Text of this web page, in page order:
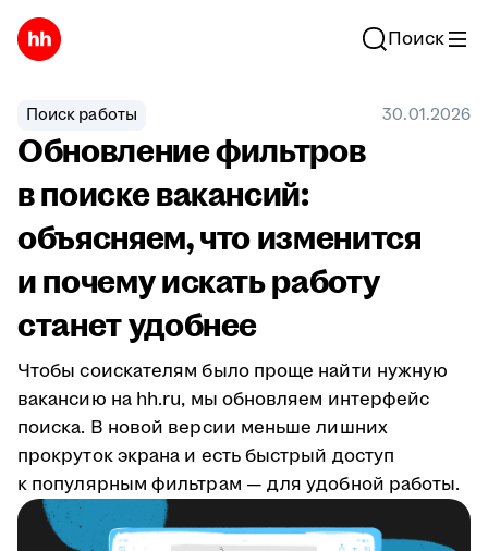
Поиск
Поиск работы 30.01.2026
Обновление фильтров
в поиске вакансий:
объясняем, что изменится
и почему искать работу
станет удобнее
Чтобы соискателям было проще найти нужную
вакансию на hh.ru, мы обновляем интерфейс
поиска. В новой версии меньше лишних
прокруток экрана и есть быстрый доступ
к популярным фильтрам — для удобной работы.